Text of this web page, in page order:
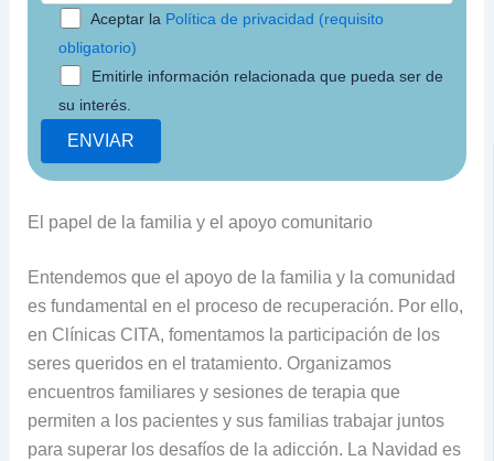
Aceptar la Política de privacidad (requisito
obligatorio)
Emitirle información relacionada que pueda ser de
su interés.
El papel de la familia y el apoyo comunitario
Entendemos que el apoyo de la familia y la comunidad
es fundamental en el proceso de recuperación. Por ello,
en Clínicas CITA, fomentamos la participación de los
seres queridos en el tratamiento. Organizamos
encuentros familiares y sesiones de terapia que
permiten a los pacientes y sus familias trabajar juntos
para superar los desafíos de la adicción. La Navidad es